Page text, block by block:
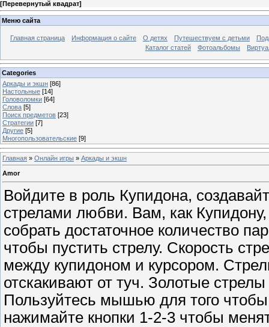
[Перевернутый квадрат]
Меню сайта
Главная страница Информация о сайте О детях Путешествуем с детьми
Каталог статей
Фотоальбомы
Categories
Аркады и экшн [86]
Настольные [14]
Головоломки [64]
Слова [5]
Поиск предметов [23]
Стратегии [7]
Другие [5]
Многопользовательские [9]
Главная » Онлайн игры » Аркады и экшн
Amor
Войдите в роль Купидона,
стрелами любви. Вам, как
собрать достаточное количество
чтобы пустить стрелу. Скорость
между купидоном и курсором.
отскакивают от туч. Золотые
Пользуйтесь мышью для того
нажимайте кнопки 1-2-3 чтобы